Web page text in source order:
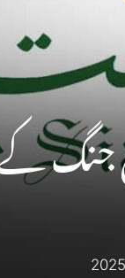
جنگ